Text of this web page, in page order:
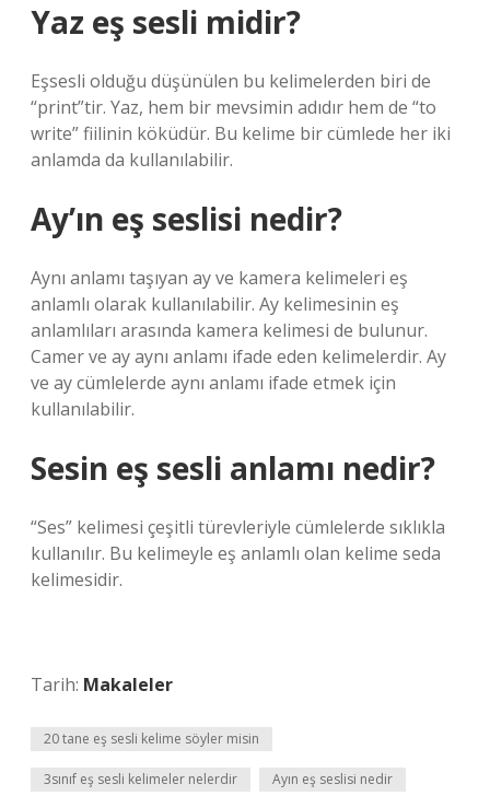
Yaz eş sesli midir?
Eşsesli olduğu düşünülen bu kelimelerden biri de
“print”tir. Yaz, hem bir mevsimin adıdır hem de “to
write” fiilinin köküdür. Bu kelime bir cümlede her iki
anlamda da kullanılabilir.
Ay’ın eş seslisi nedir?
Aynı anlamı taşıyan ay ve kamera kelimeleri eş
anlamlı olarak kullanılabilir. Ay kelimesinin eş
anlamlıları arasında kamera kelimesi de bulunur.
Camer ve ay aynı anlamı ifade eden kelimelerdir. Ay
ve ay cümlelerde aynı anlamı ifade etmek için
kullanılabilir.
Sesin eş sesli anlamı nedir?
“Ses” kelimesi çeşitli türevleriyle cümlelerde sıklıkla
kullanılır. Bu kelimeyle eş anlamlı olan kelime seda
kelimesidir.
Tarih: Makaleler
20 tane eş sesli kelime söyler misin
3sınıf eş sesli kelimeler nelerdir Ayın eş seslisi nedir